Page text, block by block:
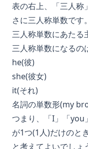
表の右上、「三人称
さに三人称単数です。
三人称単数にあたる
三人称単数になるの
he(彼)
she(彼女)
it(それ)
名詞の単数形(my
つまり、「I」「you
が1つ(1人)だけのと
と考えてよいでしょ